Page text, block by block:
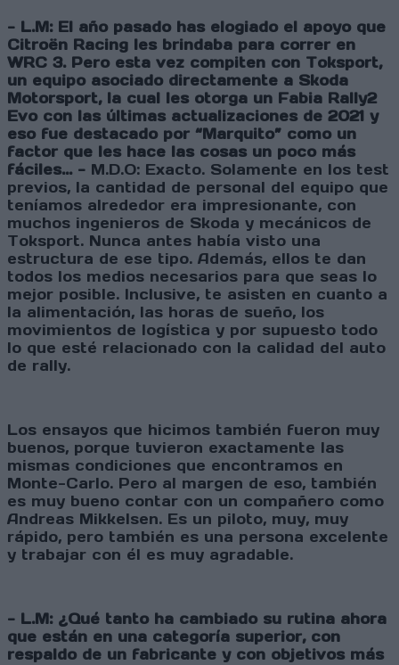
- L.M: El año pasado has elogiado el apoyo que
Citroën Racing les brindaba para correr en
WRC 3. Pero esta vez compiten con Toksport,
un equipo asociado directamente a Skoda
Motorsport, la cual les otorga un Fabia Rally2
Evo con las últimas actualizaciones de 2021 y
eso fue destacado por “Marquito” como un
factor que les hace las cosas un poco más
fáciles… - M.D.O: Exacto. Solamente en los test
previos, la cantidad de personal del equipo que
teníamos alrededor era impresionante, con
muchos ingenieros de Skoda y mecánicos de
Toksport. Nunca antes había visto una
estructura de ese tipo. Además, ellos te dan
todos los medios necesarios para que seas lo
mejor posible. Inclusive, te asisten en cuanto a
la alimentación, las horas de sueño, los
movimientos de logística y por supuesto todo
lo que esté relacionado con la calidad del auto
de rally.
Los ensayos que hicimos también fueron muy
buenos, porque tuvieron exactamente las
mismas condiciones que encontramos en
Monte-Carlo. Pero al margen de eso, también
es muy bueno contar con un compañero como
Andreas Mikkelsen. Es un piloto, muy, muy
rápido, pero también es una persona excelente
y trabajar con él es muy agradable.
- L.M: ¿Qué tanto ha cambiado su rutina ahora
que están en una categoría superior, con
respaldo de un fabricante y con objetivos más